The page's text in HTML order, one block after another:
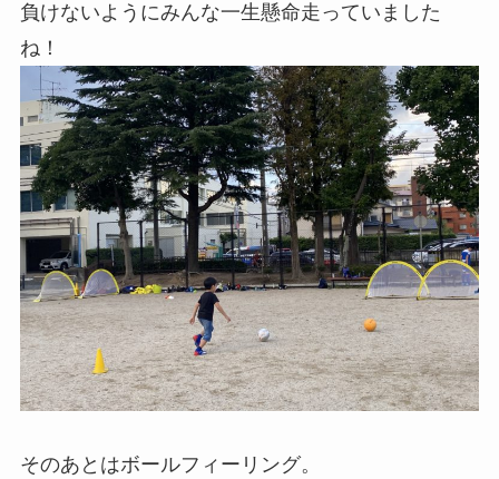
負けないようにみんな一生懸命走っていました
ね！
そのあとはボールフィーリング。